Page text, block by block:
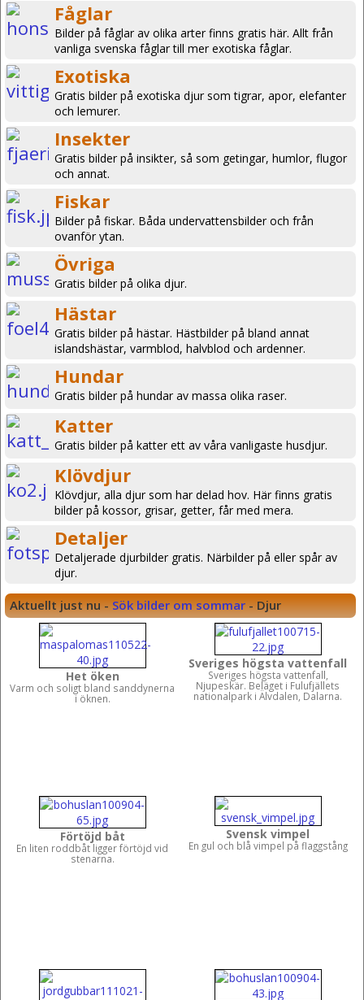
Fåglar
Bilder på fåglar av olika arter finns gratis här. Allt från
vanliga svenska fåglar till mer exotiska fåglar.
Exotiska
Gratis bilder på exotiska djur som tigrar, apor, elefanter
och lemurer.
Insekter
Gratis bilder på insikter, så som getingar, humlor, flugor
och annat.
Fiskar
Bilder på fiskar. Båda undervattensbilder och från
ovanför ytan.
Övriga
Gratis bilder på olika djur.
Hästar
Gratis bilder på hästar. Hästbilder på bland annat
islandshästar, varmblod, halvblod och ardenner.
Hundar
Gratis bilder på hundar av massa olika raser.
Katter
Gratis bilder på katter ett av våra vanligaste husdjur.
Klövdjur
Klövdjur, alla djur som har delad hov. Här finns gratis
bilder på kossor, grisar, getter, får med mera.
Detaljer
Detaljerade djurbilder gratis. Närbilder på eller spår av
djur.
Aktuellt just nu -Sök bilder om sommar- Djur
Het öken
Varm och soligt bland sanddynerna
i öknen.
Sveriges högsta vattenfall
Sveriges högsta vattenfall,
Njupeskär. Beläget i Fulufjällets
nationalpark i Älvdalen, Dalarna.
Förtöjd båt
En liten roddbåt ligger förtöjd vid
stenarna.
Svensk vimpel
En gul och blå vimpel på flaggstång